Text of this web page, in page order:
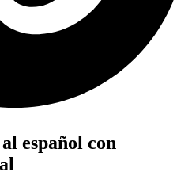
español con